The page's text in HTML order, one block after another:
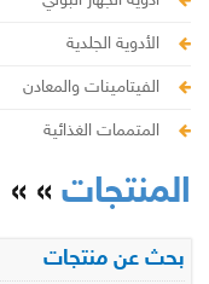
الأدوية الجلدية
الفيتامينات والمعادن
المتممات الغذائية
المنتجات » »
بحث عن منتجات